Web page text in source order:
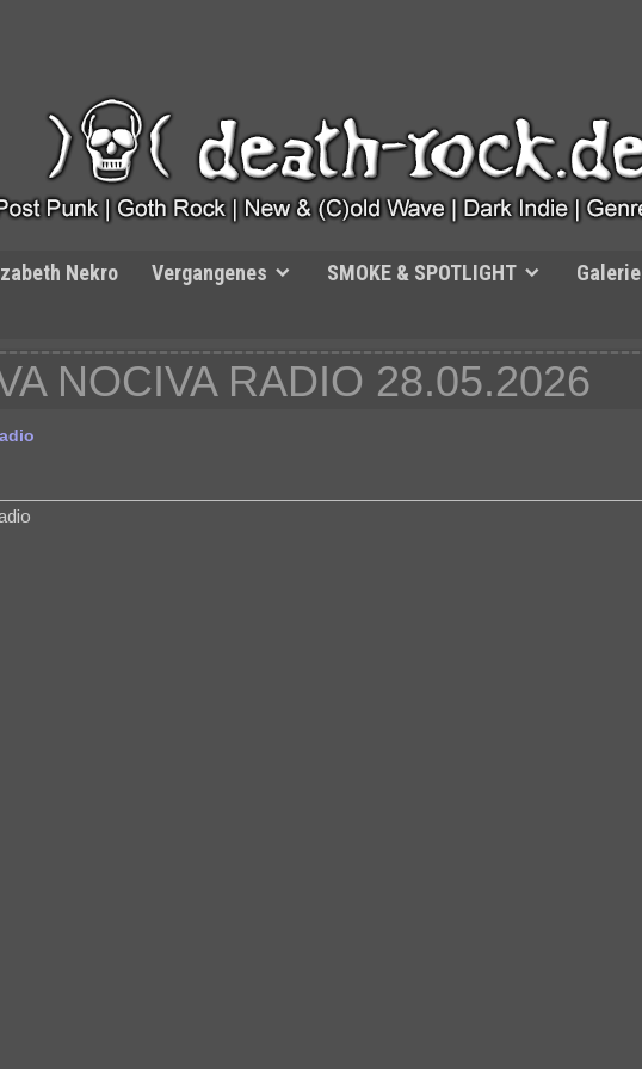
Nekro Vergangenes SMOKE & SPOTLIGHT Galerie
NOCIVA RADIO 28.05.2026